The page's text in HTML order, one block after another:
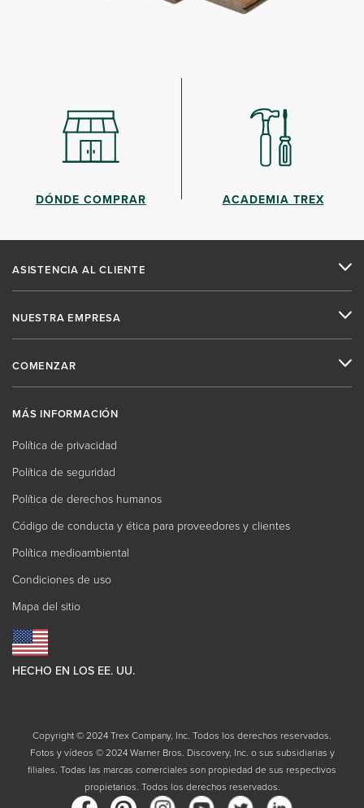
DÓNDE COMPRAR ACADEMIA TREX
ASISTENCIA AL CLIENTE
NUESTRA EMPRESA
COMENZAR
MÁS INFORMACIÓN
Política de privacidad
Política de seguridad
Política de derechos humanos
Código de conducta y ética para proveedores y clientes
Política medioambiental
Condiciones de uso
Mapa del sitio
HECHO EN LOS EE. UU.
Copyright © 2024 Trex Company, Inc. Todos los derechos reservados.
Fotos y vídeos © 2024 Warner Bros. Discovery, Inc. o sus subsidiarias y
filiales. Todas las marcas comerciales son propiedad de sus respectivos
propietarios. Todos los derechos reservados.